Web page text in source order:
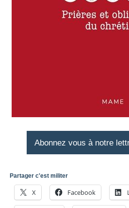
Abonnez vous à notre
Partager c'est militer
X Facebook